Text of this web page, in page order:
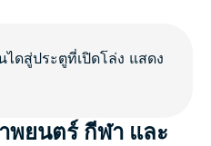
ยนตร์ กีฬา และ